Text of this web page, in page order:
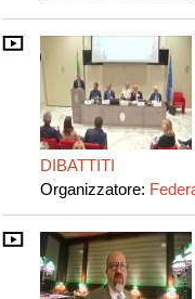
DIBATTITI
Organizzatore: